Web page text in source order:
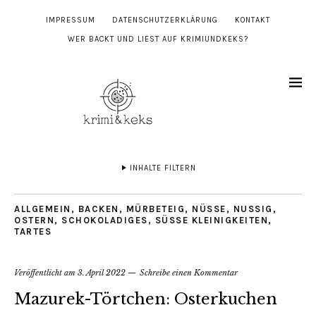
IMPRESSUM DATENSCHUTZERKLÄRUNG KONTAKT
WER BACKT UND LIEST AUF KRIMIUNDKEKS?
INHALTE FILTERN
ALLGEMEIN , BACKEN , MÜRBETEIG , NÜSSE , NUSSIG ,
OSTERN , SCHOKOLADIGES , SÜSSE KLEINIGKEITEN
,
TARTES
Veröffentlicht am 3. April 2022 Schreibe einen Kommentar
Mazurek-Törtchen: Osterkuchen